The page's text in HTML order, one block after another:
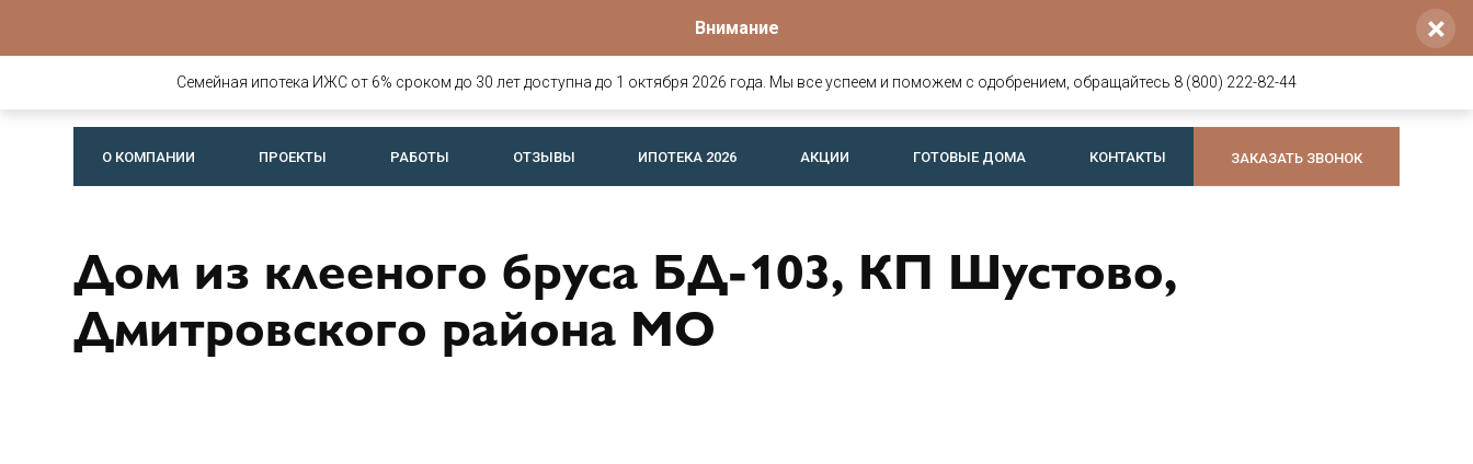
Внимание ×
Семейная ипотека ИЖС от 6% сроком до 30 лет доступна до 1 октября 2026 года. Мы все успеем и поможем с одобрением, обращайтесь 8 (800) 222-82-44
бань
Офис продаж
офис 26 (c 8:30 до 17:30)
Telegram илиMax
8 800 222-82-44
+7 921 064-74-44
О КОМПАНИИ ПРОЕКТЫ РАБОТЫ ОТЗЫВЫ ИПОТЕКА 2026 АКЦИИ ГОТОВЫЕ ДОМА КОНТАКТЫ ЗАКАЗАТЬ ЗВОНОК
Дом из клееного бруса БД-103, КП Шустово,
Дмитровского района МО